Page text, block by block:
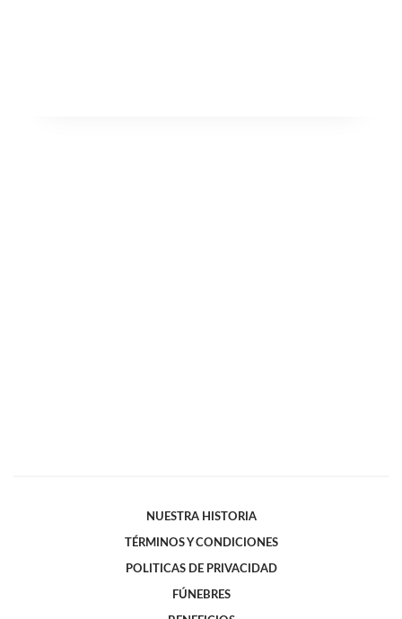
NUESTRA HISTORIA
TÉRMINOS Y CONDICIONES
POLITICAS DE PRIVACIDAD
FÚNEBRES